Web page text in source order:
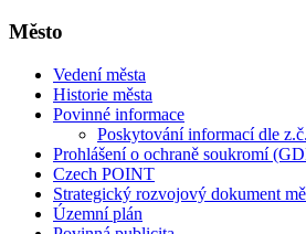
Město
Vedení města
Historie města
Povinné informace
Poskytování informací dle
Prohlášení o ochraně soukromí
Czech POINT
Strategický rozvojový dokument
Územní plán